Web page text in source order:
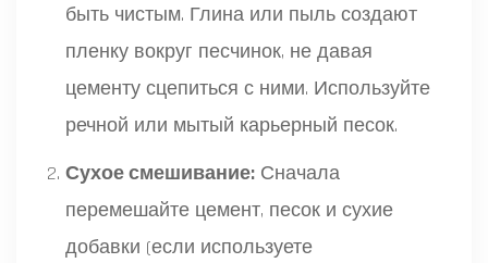
быть чистым. Глина или пыль создают
пленку вокруг песчинок, не давая
цементу сцепиться с ними. Используйте
речной или мытый карьерный песок.
Сухое смешивание: Сначала
перемешайте цемент, песок и сухие
добавки (если используете